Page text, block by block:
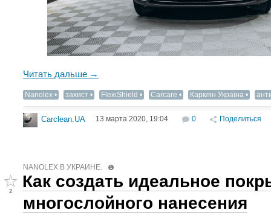
Читать дальше →
Nanolex захист FlexiShield Carcare Карклін Україна
Carclean.UA 13 марта 2020, 19:04 0 Поделиться
NANOLEX В УКРАИНЕ.
2
Как создать идеальное
многослойного нанесения